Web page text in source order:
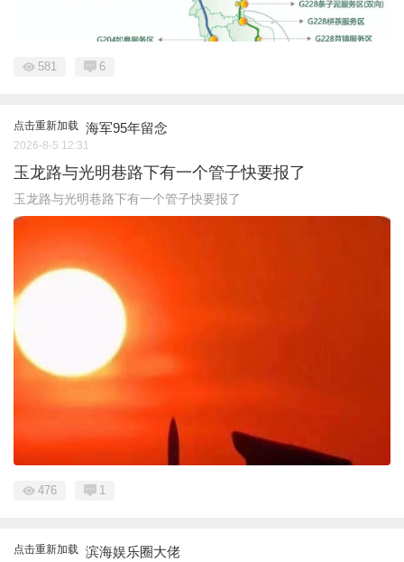
581 6
点击重新加载 海军95年留念
2026-8-5 12:31
玉龙路与光明巷路下有一个管子快要报了
玉龙路与光明巷路下有一个管子快要报了
476 1
点击重新加载 滨海娱乐圈大佬